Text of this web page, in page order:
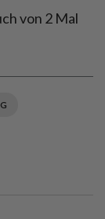
von 2 Mal